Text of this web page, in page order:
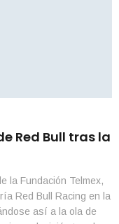
Red Bull tras la
la Fundación Telmex,
Red Bull Racing en la
así a la ola de